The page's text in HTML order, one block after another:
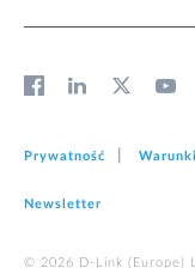
Prywatność
Newsletter
© 2026 D‑Link (Europe)